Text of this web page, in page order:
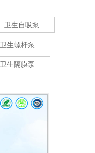
卫生自吸泵
卫生螺杆泵
卫生隔膜泵